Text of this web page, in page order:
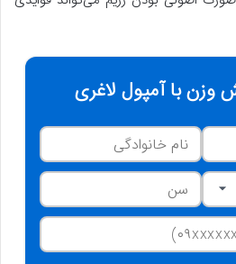
وزن با آمپول لاغری